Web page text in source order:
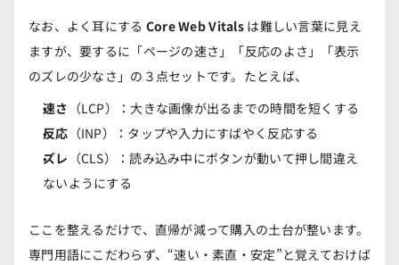
なお、よく耳にする Core Web Vitals は難しい言葉に見え
ますが、要するに「ページの速さ」「反応のよさ」「表示
のズレの少なさ」の３点セットです。たとえば、
速さ （LCP）：大きな画像が出るまでの時間を短くする
反応 （INP）：タップや入力にすばやく反応する
ズレ （CLS）：読み込み中にボタンが動いて押し間違え
ないようにする
ここを整えるだけで、直帰が減って購入の土台が整います。
専門用語にこだわらず、“速い・素直・安定”と覚えておけば